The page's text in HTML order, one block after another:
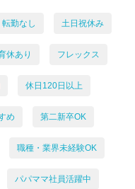
転勤なし 土日祝休み
休あり フレックス
休日120日以上
め 第二新卒OK
職種・業界未経験OK
パパママ社員活躍中